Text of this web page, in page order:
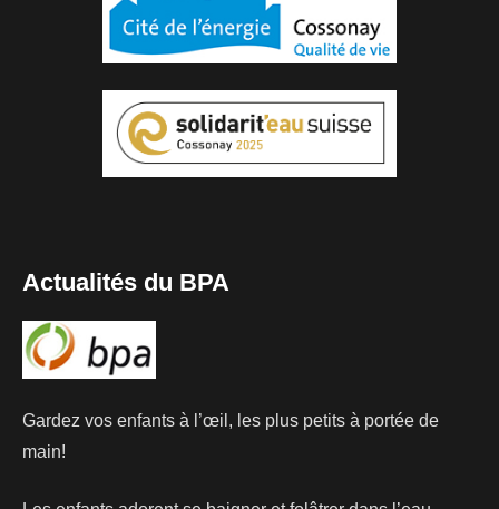
Actualités du BPA
Gardez vos enfants à l’œil, les plus petits à portée de
main!